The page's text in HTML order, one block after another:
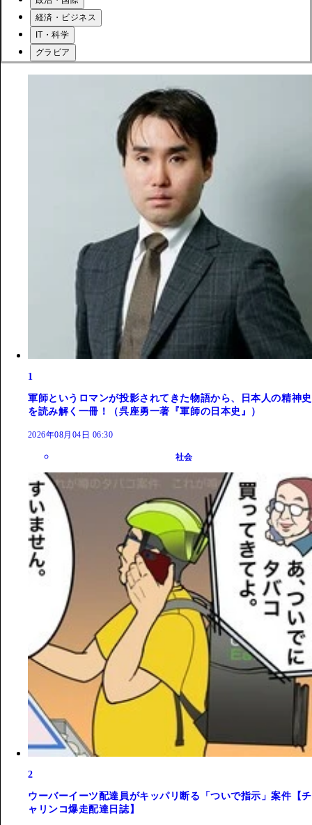
経済・ビジネス
IT・科学
グラビア
1
軍師というロマンが投影されてきた物語から、日本人の精神史
を読み解く一冊！（呉座勇一著『軍師の日本史』）
2026年08月04日 06:30
社会
2
ウーバーイーツ配達員がキッパリ断る「ついで指示」案件【チ
ャリンコ爆走配達日誌】